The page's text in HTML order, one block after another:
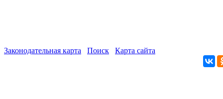
Законодательная карта Поиск Карта сайта